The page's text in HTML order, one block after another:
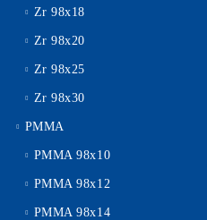
Zr 98x18
Zr 98x20
Zr 98x25
Zr 98x30
PMMA
PMMA 98x10
PMMA 98x12
PMMA 98x14